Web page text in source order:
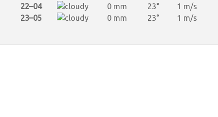
22–04
0 mm 23°
1 m/s
23–05
0 mm 23° 1 m/s